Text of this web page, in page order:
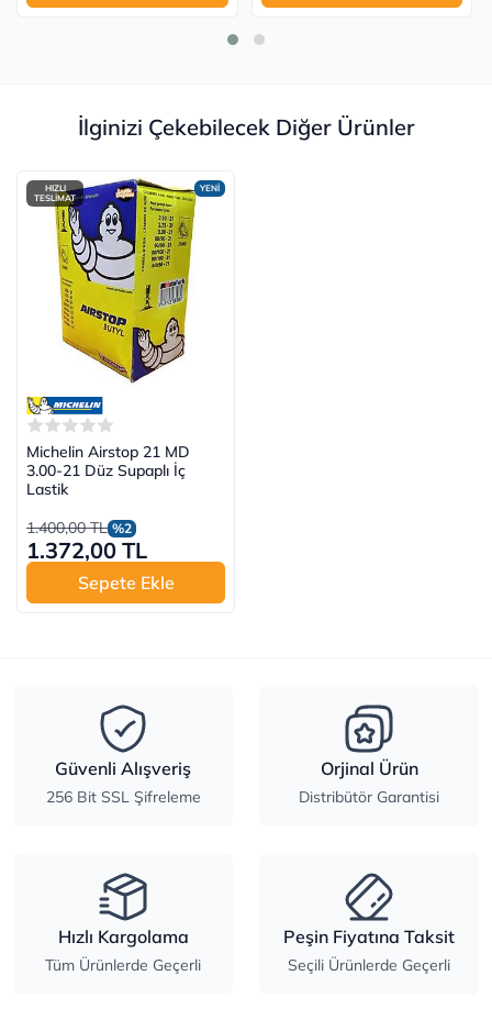
İlginizi Çekebilecek Diğer Ürünler
YENİ
HIZLI
TESLİMAT
Michelin Airstop 21 MD
3.00-21 Düz Supaplı İç
Lastik
1.400,00 TL %2
1.372,00 TL
Sepete Ekle
Güvenli Alışveriş
256 Bit SSL Şifreleme
Orjinal Ürün
Distribütör Garantisi
Hızlı Kargolama
Tüm Ürünlerde Geçerli
Peşin Fiyatına Taksit
Seçili Ürünlerde Geçerli